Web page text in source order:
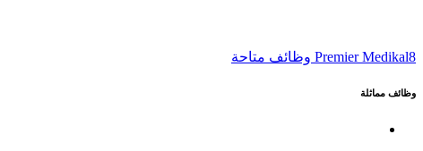
Premier Medikal8 وظائف متاحة
وظائف مماثلة